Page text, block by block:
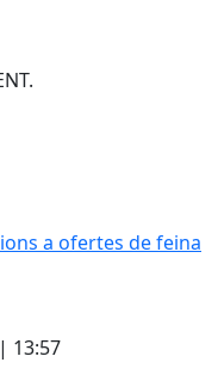
a ofertes de feina
13:57